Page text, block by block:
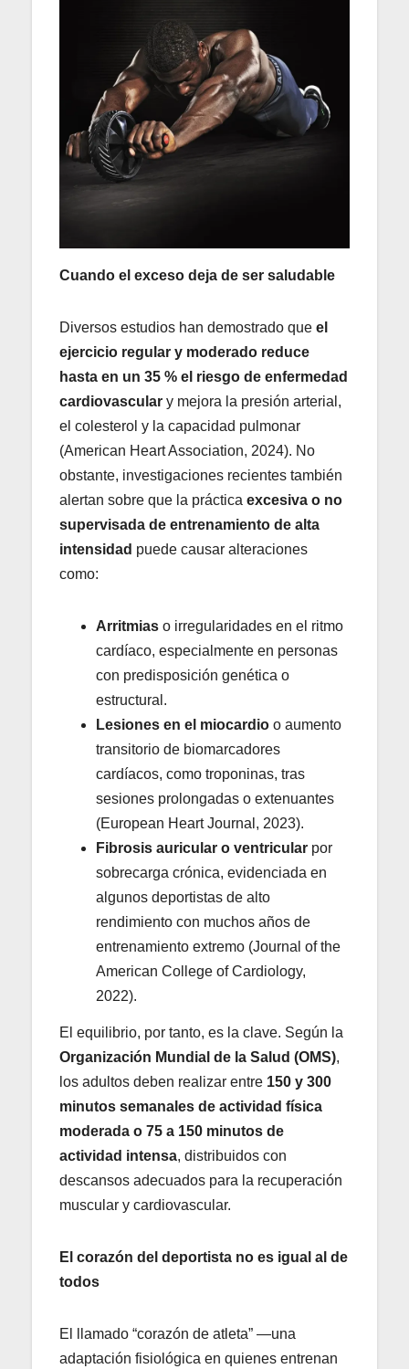
Cuando el exceso deja de ser saludable
Diversos estudios han demostrado que el
ejercicio regular y moderado reduce
hasta en un 35 % el riesgo de enfermedad
cardiovascular y mejora la presión arterial,
el colesterol y la capacidad pulmonar
(American Heart Association, 2024). No
obstante, investigaciones recientes también
alertan sobre que la práctica excesiva o no
supervisada de entrenamiento de alta
intensidad puede causar alteraciones
como:
Arritmias o irregularidades en el ritmo
cardíaco, especialmente en personas
con predisposición genética o
estructural.
Lesiones en el miocardio o aumento
transitorio de biomarcadores
cardíacos, como troponinas, tras
sesiones prolongadas o extenuantes
(European Heart Journal, 2023).
Fibrosis auricular o ventricular por
sobrecarga crónica, evidenciada en
algunos deportistas de alto
rendimiento con muchos años de
entrenamiento extremo (Journal of the
American College of Cardiology,
2022).
El equilibrio, por tanto, es la clave. Según la
Organización Mundial de la Salud (OMS),
los adultos deben realizar entre 150 y 300
minutos semanales de actividad física
moderada o 75 a 150 minutos de
actividad intensa, distribuidos con
descansos adecuados para la recuperación
muscular y cardiovascular.
El corazón del deportista no es igual al de
todos
El llamado “corazón de atleta” —una
adaptación fisiológica en quienes entrenan